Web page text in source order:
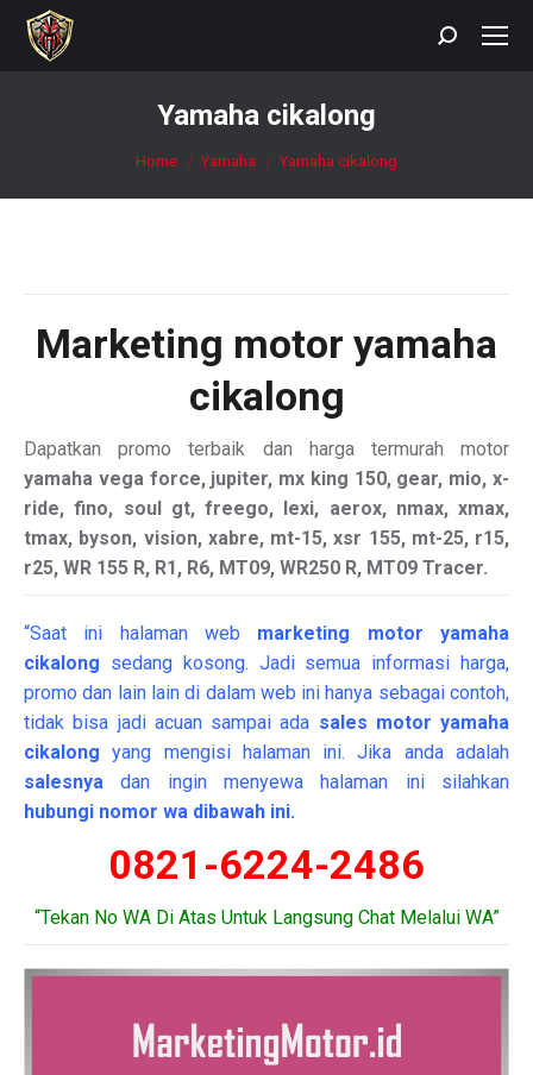
Search:
Yamaha cikalong
You are here:
Home Yamaha Yamaha cikalong
Marketing motor yamaha
cikalong
Dapatkan promo terbaik dan harga termurah motor
yamaha vega force, jupiter, mx king 150, gear, mio, x-
ride, fino, soul gt, freego, lexi, aerox, nmax, xmax,
tmax, byson, vision, xabre, mt-15, xsr 155, mt-25, r15,
r25, WR 155 R, R1, R6, MT09, WR250 R, MT09 Tracer.
“Saat ini halaman web marketing motor
yamaha
cikalong sedang kosong. Jadi semua informasi harga,
promo dan lain lain di dalam web ini hanya sebagai contoh,
tidak bisa jadi acuan sampai ada sales motor yamaha
cikalongyang mengisi halaman ini. Jika anda adalah
salesnya dan ingin menyewa halaman ini silahkan
hubungi nomor wa dibawah ini.
0821-6224-2486
“Tekan No WA Di Atas Untuk Langsung Chat Melalui WA”